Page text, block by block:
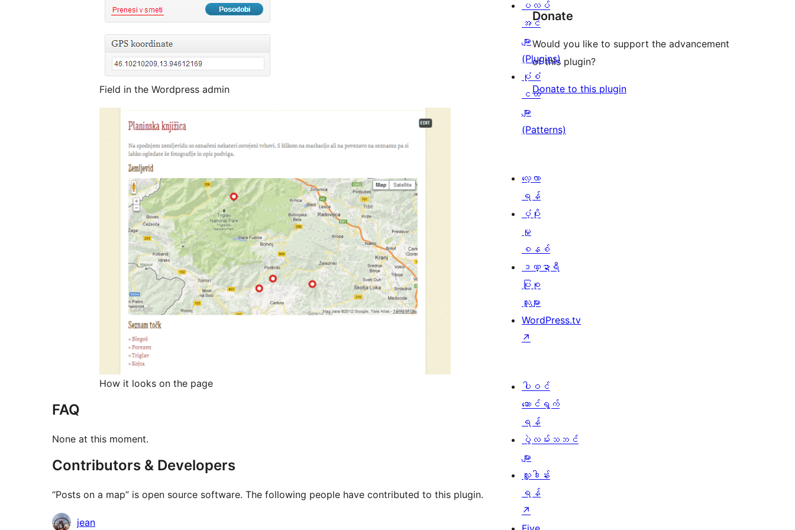
Field in the Wordpress admin
How it looks on the page
FAQ
None at this moment.
Contributors & Developers
“Posts on a map” is open source software. The following people have contributed to this plugin.
Contributors
jean
Donate
Would you like to support the advancement
of this plugin?
Donate to this plugin
ပလပ်
အင်
များ
(Plugins)
ပုံစံ
ငယ်
များ
(Patterns)
လေ့လာ
ရန်
ပံ့ပိုး
မှု
စနစ်
ဒဏ္ဍာရီ
ပြုစု
သူများ
WordPress.tv
↗
ပါဝင်
ဆောင်ရွက်
ရန်
ပွဲလမ်းသဘင်
များ
လှူဒါန်း
ရန်
↗